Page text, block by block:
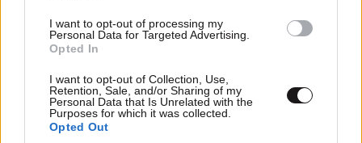
I want to opt-out of processing my
Personal Data for Targeted Advertising.
Opted In
I want to opt-out of Collection, Use,
Retention, Sale, and/or Sharing of my
Personal Data that Is Unrelated with the
Purposes for which it was collected.
Opted Out
ΠΡΟΣΘΕΣΤΕ ΤΟ ΣΧΟΛΙΟ ΣΑΣ